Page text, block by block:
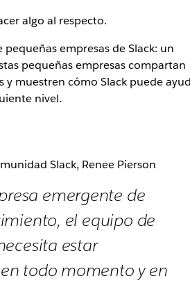
algo al respecto.
empresas de Slack: un
pequeñas empresas compartan
y muestren cómo Slack puede
nivel.
emergente de
el equipo de
estar
todo momento y en